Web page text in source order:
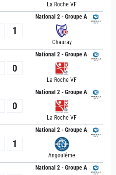
La Roche VF
National 2 - Groupe A
1
Chauray
National 2 - Groupe A
0
La Roche VF
National 2 - Groupe A
0
La Roche VF
National 2 - Groupe A
1
Angoulême
National 2 - Groupe A